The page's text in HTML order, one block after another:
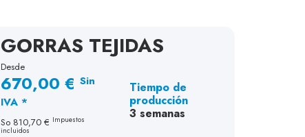
GORRAS TEJIDAS
Desde
670,00 € Sin
IVA *
So 810,70 € Impuestos
incluidos
Tiempo de
producción
3 semanas